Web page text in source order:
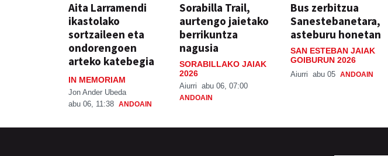
Aita Larramendi
ikastolako
sortzaileen eta
ondorengoen
arteko katebegia
IN MEMORIAM
Jon Ander Ubeda
abu 06, 11:38 ANDOAIN
Sorabilla Trail,
aurtengo jaietako
berrikuntza
nagusia
SORABILLAKO JAIAK
2026
Aiurri abu 06, 07:00
ANDOAIN
Bus zerbitzua
Sanestebanetara,
asteburu honetan
SAN ESTEBAN JAIAK
GOIBURUN 2026
Aiurri abu 05 ANDOAIN